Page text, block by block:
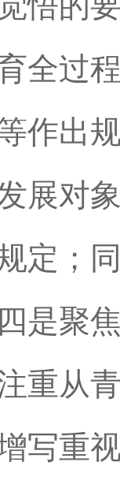
全过
作出
展对
定；
是聚
重从
写重